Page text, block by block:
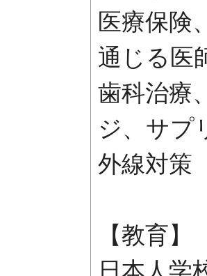
医療保険
通じる医
歯科治療
ジ、サプ
外線対策
【教育】
日本人学